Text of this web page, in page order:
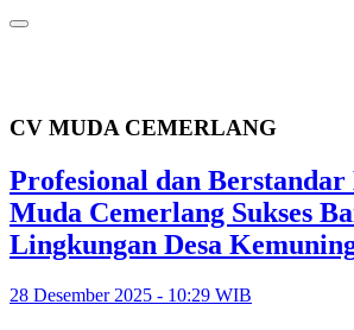
CV MUDA CEMERLANG
Profesional dan
Muda Cemerlang Sukses
Lingkungan Desa
28 Desember 2025 - 10:29 WIB